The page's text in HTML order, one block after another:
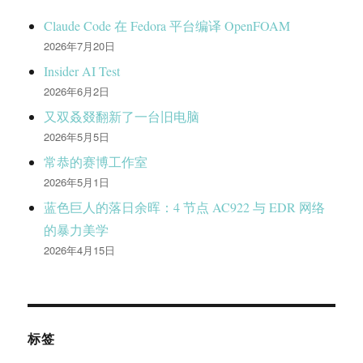
Claude Code 在 Fedora 平台编译 OpenFOAM
2026年7月20日
Insider AI Test
2026年6月2日
又双叒叕翻新了一台旧电脑
2026年5月5日
常恭的赛博工作室
2026年5月1日
蓝色巨人的落日余晖：4 节点 AC922 与 EDR 网络
的暴力美学
2026年4月15日
标签